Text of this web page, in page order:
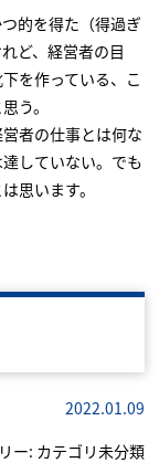
的を得た（得過ぎ
ど、経営者の目
を作っている、こ
う。
者の仕事とは何な
していない。でも
思います。
2022.01.09
ー: カテゴリ未分類